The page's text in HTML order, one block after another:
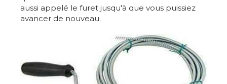
aussi appelé le furet jusqu'à que vous puissiez
avancer de nouveau.